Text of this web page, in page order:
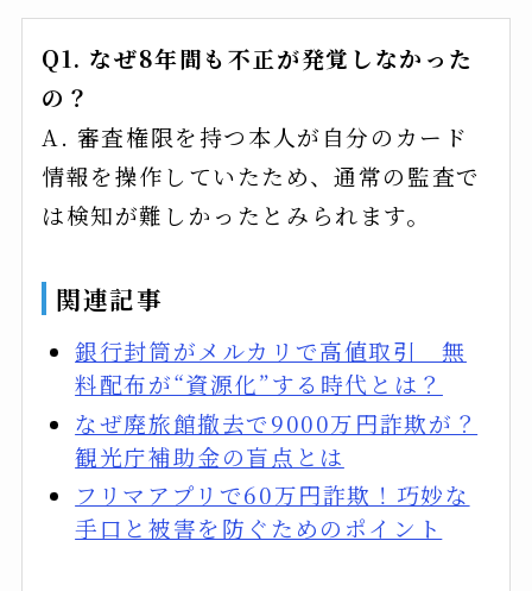
Q1. なぜ8年間も不正が発覚しなかった
の？
A. 審査権限を持つ本人が自分のカード
情報を操作していたため、通常の監査で
は検知が難しかったとみられます。
関連記事
銀行封筒がメルカリで高値取引 無
料配布が“資源化”する時代とは？
なぜ廃旅館撤去で9000万円詐欺が？
観光庁補助金の盲点とは
フリマアプリで60万円詐欺！巧妙な
手口と被害を防ぐためのポイント